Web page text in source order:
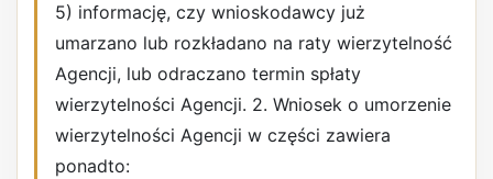
5) informację, czy wnioskodawcy już
umarzano lub rozkładano na raty wierzytelność
Agencji, lub odraczano termin spłaty
wierzytelności Agencji. 2. Wniosek o umorzenie
wierzytelności Agencji w części zawiera
ponadto: